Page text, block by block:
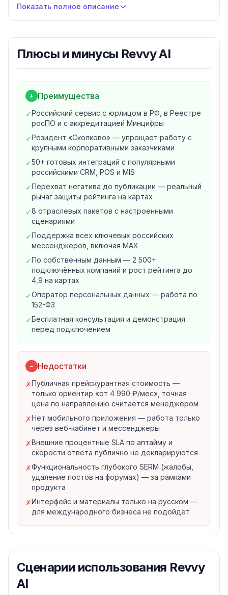
Revvy объединяет в одном кабинете восемь
(Яндекс Карты, 2GIS, Google Maps), массовые
канал общения с клиентами и виджет рейтинга для
сайта.
Ключевые возможности
1. Агрегация отзывов
Автоматический сбор отзывов с Яндекс Карт, 2GIS,
Google Maps
Подключение Zoon, Flamp, TripAdvisor, Yell,
Irecommend, Яндекс Маркет
Единое окно для всех филиалов и точек
Мгновенные уведомления на почту и в WhatsApp о
новых отзывах
2. Перехват негативных отзывов
Клиент получает сообщение с просьбой оценить
услугу от 1 до 5
Оценка 1–4 остаётся в переписке между бизнесом и
клиентом и не публикуется
Оценка 5 — клиент перенаправляется на карты или
сайты с отзывами
Работает через WhatsApp/Telegram/ВКонтакте/MAX
3. Продвижение на картах и массовые рассылки
Стимулирование положительных отзывов на Яндекс,
Массовые рассылки в WhatsApp для возврата
клиентов
Сегментация аудитории и персонализированные
допродажи
Транзакционные уведомления (запись, статус заказа,
напоминания)
4. Канал общения с клиентами
Единый чат с клиентом в личном кабинете Revvy
Поддержка WhatsApp, Telegram, ВКонтакте и MAX
Перевод с WhatsApp на стабильный канал MAX при
блокировках
5. Виджет рейтинга и отзывов на сайт
Готовый виджет с реальными отзывами с любых
Отраслевая специализация
Revvy продаётся по восьми направлениям:
Показать полное описание
Плюсы и минусы Revvy AI
+ Преимущества
✓Российский сервис с юрлицом в РФ, в Реестре
росПО и с аккредитацией Минцифры
✓Резидент «Сколково» — упрощает работу с
крупными корпоративными заказчиками
✓50+ готовых интеграций с популярными
российскими CRM, POS и MIS
✓Перехват негатива до публикации — реальный
рычаг защиты рейтинга на картах
✓8 отраслевых пакетов с настроенными
сценариями
✓Поддержка всех ключевых российских
мессенджеров, включая MAX
✓По собственным данным — 2 500+
подключённых компаний и рост рейтинга до
4,9 на картах
✓Оператор персональных данных — работа по
152-ФЗ
✓Бесплатная консультация и демонстрация
перед подключением
− Недостатки
✗Публичная прейскурантная стоимость —
только ориентир «от 4 990 ₽/мес», точная
цена по направлению считается менеджером
✗Нет мобильного приложения — работа только
через веб-кабинет и мессенджеры
✗Внешние процентные SLA по аптайму и
скорости ответа публично не декларируются
✗Функциональность глубокого SERM (жалобы,
удаление постов на форумах) — за рамками
продукта
✗Интерфейс и материалы только на русском —
для международного бизнеса не подойдёт
Сценарии использования Revvy
AI